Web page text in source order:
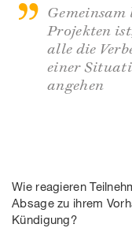
Projekten
alle die
einer
angehen
Wie reagieren
Absage zu ihrem
Kündigung?